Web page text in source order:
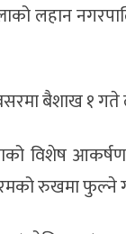
लहान
बैशाख १
विशेष
रुखमा फुल्ने